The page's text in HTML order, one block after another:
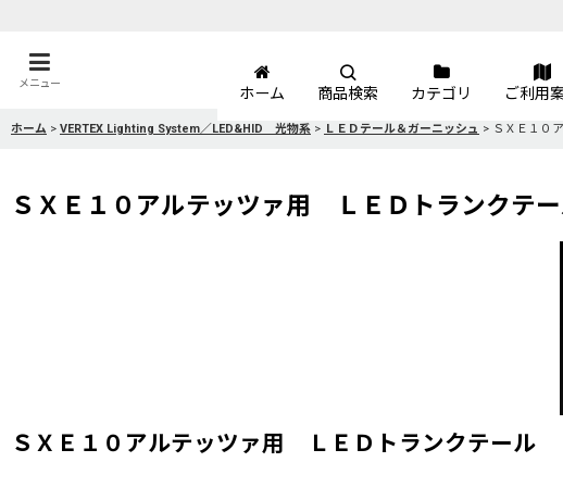
メニュー
ホーム 商品検索 カテゴリ ご利用
ホーム > VERTEX Lighting System／LED&HID 光物系 > ＬＥＤテール＆ガーニッシュ > ＳＸＥ１０
ＳＸＥ１０アルテッツァ用 ＬＥＤトランクテ
ＳＸＥ１０アルテッツァ用 ＬＥＤトランクテール